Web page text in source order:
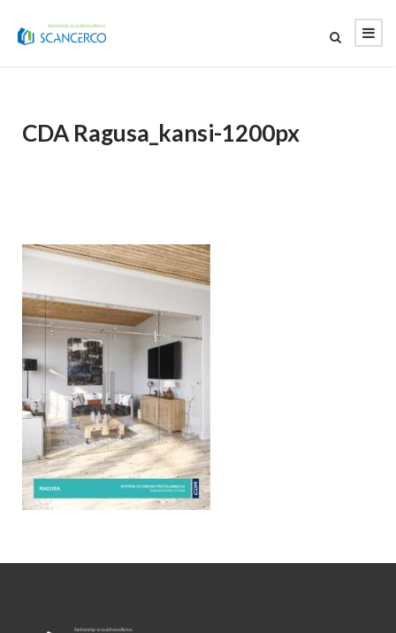
CDA Ragusa_kansi-1200px